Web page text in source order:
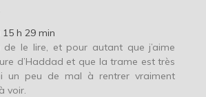
h 29 min
de le lire, et pour autant que j’aime
d’Haddad et que la trame est très
un peu de mal à rentrer vraiment
voir.